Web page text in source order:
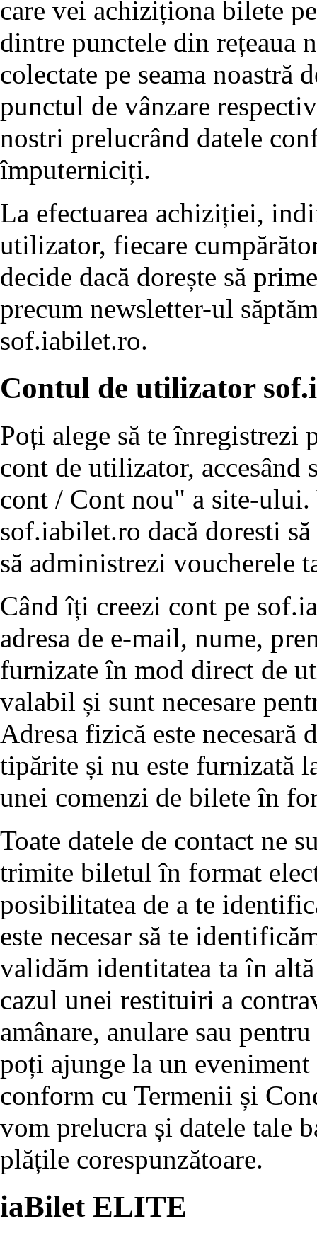
care vei achiziționa bilete
dintre punctele din rețeaua
colectate pe seama noastră
punctul de vânzare
nostri prelucrând datele
împuterniciți.
La efectuarea achiziției,
utilizator, fiecare
decide dacă dorește să
precum newsletter-ul
sof.iabilet.ro.
Contul de utilizator
Poți alege să te înregistrezi
cont de utilizator,
cont / Cont nou" a site-ului.
sof.iabilet.ro dacă doresti
să administrezi voucherele
Când îți creezi cont pe
adresa de e-mail, nume,
furnizate în mod direct de
valabil și sunt necesare
Adresa fizică este
tipărite și nu este furnizată
unei comenzi de bilete în
Toate datele de contact ne
trimite biletul în format
posibilitatea de a te
este necesar să te
validăm identitatea ta în
cazul unei restituiri a
amânare, anulare sau
poți ajunge la un
conform cu Termenii și
vom prelucra și datele tale
plățile corespunzătoare.
iaBilet ELITE